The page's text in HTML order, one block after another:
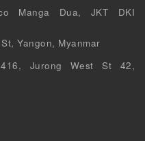
Manga Dua, JKT DKI
Yangon, Myanmar
Jurong West St 42,